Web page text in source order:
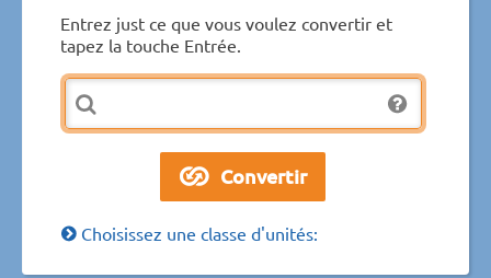
Entrez just ce que vous voulez convertir et
tapez la touche Entrée.
Choisissez une classe d'unités: